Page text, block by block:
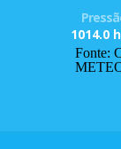
1014.0
Fonte: